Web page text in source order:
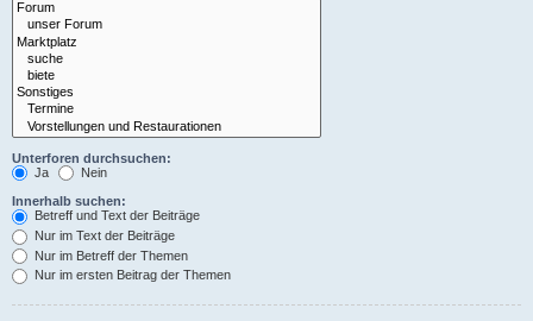
Unterforen durchsuchen:
Ja
Nein
Innerhalb suchen:
Betreff und Text der Beiträge
Nur im Text der Beiträge
Nur im Betreff der Themen
Nur im ersten Beitrag der Themen